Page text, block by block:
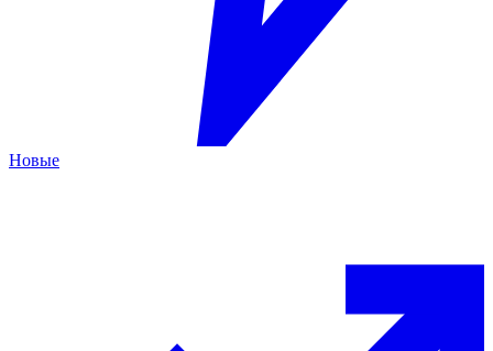
Новые